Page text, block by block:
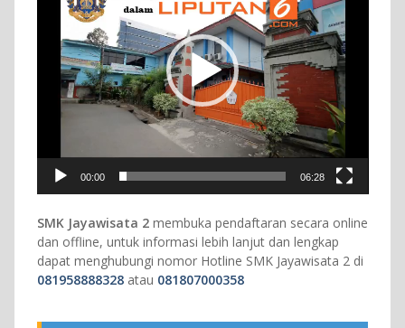
00:00 06:28
SMK Jayawisata 2membuka pendaftaran secara online
dan offline, untuk informasi lebih lanjut dan lengkap
dapat menghubungi nomor Hotline SMK Jayawisata 2 di
081958888328atau 081807000358